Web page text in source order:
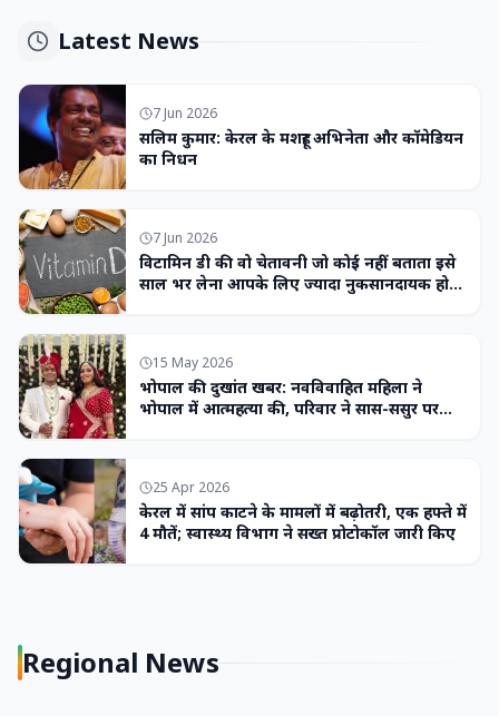
Latest News
7 Jun 2026
सलिम कुमार: केरल के मशहूर अभिनेता और कॉमेडियन
का निधन
7 Jun 2026
विटामिन डी की वो चेतावनी जो कोई नहीं बताता इसे
साल भर लेना आपके लिए ज्यादा नुकसानदायक हो
15 May 2026
भोपाल की दुखांत खबर: नवविवाहित महिला ने
भोपाल में आत्महत्या की, परिवार ने सास-ससुर पर
25 Apr 2026
केरल में सांप काटने के मामलों में बढ़ोतरी, एक हफ्ते में
4 मौतें; स्वास्थ्य विभाग ने सख्त प्रोटोकॉल जारी किए
Regional News